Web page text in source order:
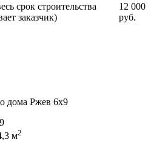
срок строительства
заказчик)
12 000
руб.
дома Ржев 6х9
м2